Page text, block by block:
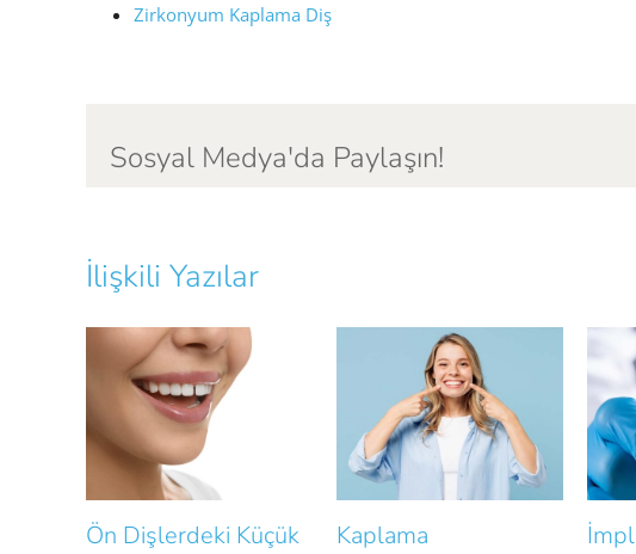
Zirkonyum Kaplama Diş
Sosyal Medya'da Paylaşın!
İlişkili Yazılar
Küçük
Kaplama
İmplantların Ömrünü